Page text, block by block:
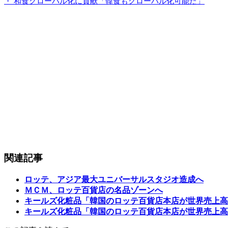
関連記事
ロッテ、アジア最大ユニバーサルスタジオ造成へ
ＭＣＭ、ロッテ百貨店の名品ゾーンへ
キールズ化粧品「韓国のロッテ百貨店本店が世界売上高
キールズ化粧品「韓国のロッテ百貨店本店が世界売上高